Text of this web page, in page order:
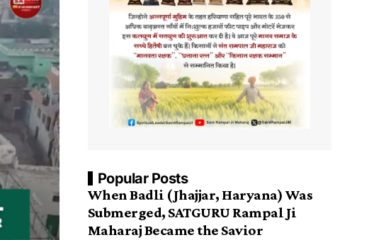
Popular Posts
​When Badli (Jhajjar, Haryana) Was
Submerged, SATGURU Rampal Ji
Maharaj Became the Savior